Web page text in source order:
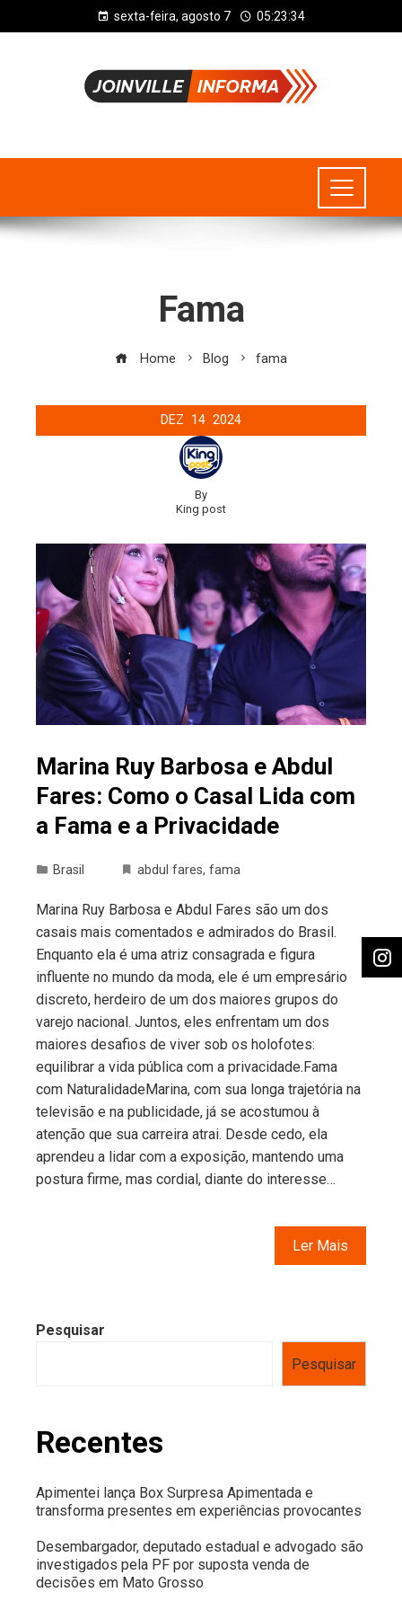
sexta-feira, agosto 7 05:23:34
Fama
Home Blog fama
DEZ 14 2024
By
King post
Marina Ruy Barbosa e Abdul
Fares: Como o Casal Lida com
a Fama e a Privacidade
Brasil abdul fares, fama
Marina Ruy Barbosa e Abdul Fares são um dos
casais mais comentados e admirados do Brasil.
Enquanto ela é uma atriz consagrada e figura
influente no mundo da moda, ele é um empresário
discreto, herdeiro de um dos maiores grupos do
varejo nacional. Juntos, eles enfrentam um dos
maiores desafios de viver sob os holofotes:
equilibrar a vida pública com a privacidade.Fama
com NaturalidadeMarina, com sua longa trajetória na
televisão e na publicidade, já se acostumou à
atenção que sua carreira atrai. Desde cedo, ela
aprendeu a lidar com a exposição, mantendo uma
postura firme, mas cordial, diante do interesse…
Ler Mais
Pesquisar
Pesquisar
Recentes
Apimentei lança Box Surpresa Apimentada e
transforma presentes em experiências provocantes
Desembargador, deputado estadual e advogado são
investigados pela PF por suposta venda de
decisões em Mato Grosso